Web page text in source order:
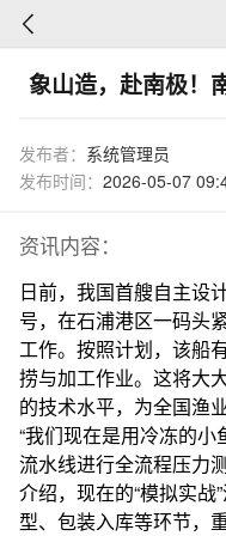
象山造，赴南极！
发布者： 系统管理员
发布时间： 2026-05-07
资讯内容：
日前，我国首艘自主设
号，在石浦港区一码头
工作。按照计划，该船
捞与加工作业。这将大
的技术水平，为全国渔
“我们现在是用冷冻的
流水线进行全流程压力
介绍，现在的“模拟实
型、包装入库等环节，